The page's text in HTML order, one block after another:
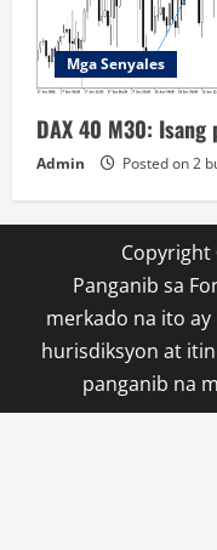
Mga Senyales
DAX 40 M30:
Admin Posted on 2
Panganib sa
merkado na ito
hurisdiksyon at
panganib na